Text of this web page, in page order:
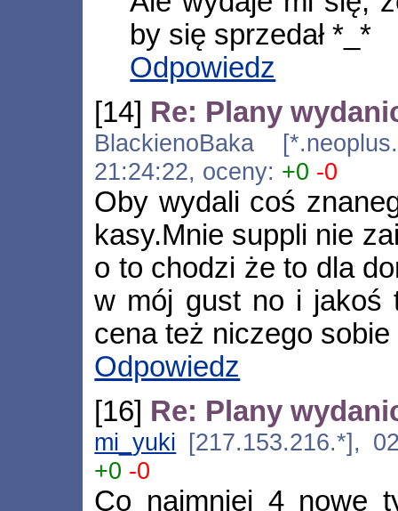
by się sprzedał *_*
Odpowiedz
[14] Re: Plany
BlackienoBaka
21:24:22, oceny: +0 -0
Oby wydali coś
kasy.Mnie suppli nie
o to chodzi że to dla
w mój gust no i jakoś
cena też niczego sobie
Odpowiedz
[16] Re: Plany
mi_yuki [217.153.216.*],
+0 -0
Co najmniej 4 nowe